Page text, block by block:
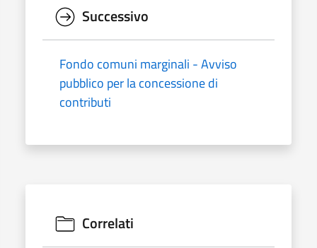
Successivo
Fondo comuni marginali - Avviso
pubblico per la concessione di
contributi
Correlati